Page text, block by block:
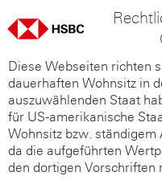
Diese Webseiten richten
dauerhaften Wohnsitz in
auszuwählenden Staat
für US-amerikanische
Wohnsitz bzw.
da die aufgeführten
den dortigen Vorschriften